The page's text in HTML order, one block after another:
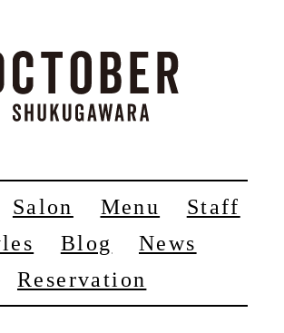
Salon Menu
Staff
Blog
News
Reservation